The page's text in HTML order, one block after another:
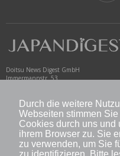
Durch die weitere
Webseiten stimmen
Cookies durch uns und
ihrem Browser zu. Sie
zu verwenden, um Sie
zu identifizieren. Bitte
Doitsu News Digest GmbH
Immermannstr. 53
www.newsdigest.de
info@japandigest.de